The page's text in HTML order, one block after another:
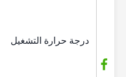
درجة حرارة التشغيل